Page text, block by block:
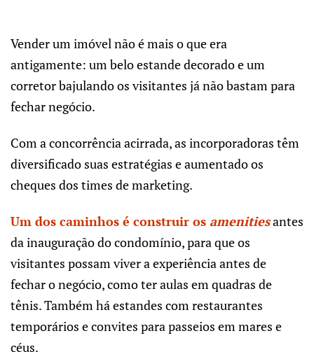
Vender um imóvel não é mais o que era
antigamente: um belo estande decorado e um
corretor bajulando os visitantes já não bastam para
fechar negócio.
Com a concorrência acirrada, as incorporadoras têm
diversificado suas estratégias e aumentado os
cheques dos times de marketing.
Um dos caminhos é construir os amenitiesantes
da inauguração do condomínio, para que os
visitantes possam viver a experiência antes de
fechar o negócio, como ter aulas em quadras de
tênis. Também há estandes com restaurantes
temporários e convites para passeios em mares e
céus.